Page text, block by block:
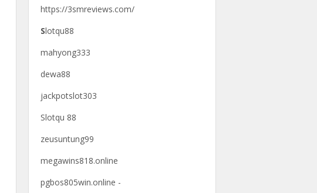
https://3smreviews.com/
Slotqu88
mahyong333
dewa88
jackpotslot303
Slotqu 88
zeusuntung99
megawins818.online
pgbos805win.online -